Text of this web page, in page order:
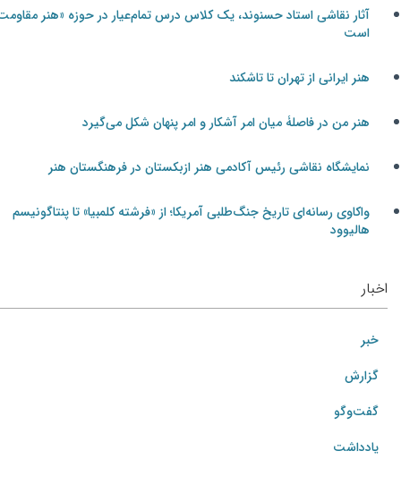
آثار نقاشی استاد حسنوند، یک کلاس درس تمام‌عیار در حوزه «هنر مقاومت»
است
هنر ایرانی از تهران تا تاشکند
هنر من در فاصلۀ میان امر آشکار و امر پنهان شکل می‌گیرد
نمایشگاه نقاشی رئیس آکادمی هنر ازبکستان در فرهنگستان هنر
واکاوی رسانه‌ای تاریخ جنگ‌طلبی آمریکا؛ از «فرشته کلمبیا» تا پنتاگونیسم
هالیوود
اخبار
خبر
گزارش
گفت‌وگو
یادداشت